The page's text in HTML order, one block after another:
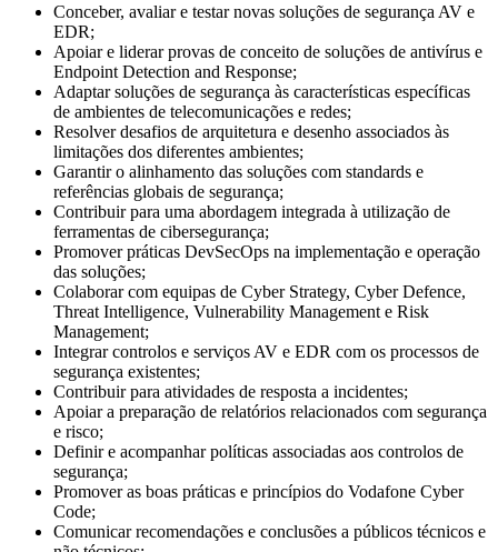
Conceber, avaliar e testar novas soluções de segurança AV e
EDR;
Apoiar e liderar provas de conceito de soluções de antivírus e
Endpoint Detection and Response;
Adaptar soluções de segurança às características específicas
de ambientes de telecomunicações e redes;
Resolver desafios de arquitetura e desenho associados às
limitações dos diferentes ambientes;
Garantir o alinhamento das soluções com standards e
referências globais de segurança;
Contribuir para uma abordagem integrada à utilização de
ferramentas de cibersegurança;
Promover práticas DevSecOps na implementação e operação
das soluções;
Colaborar com equipas de Cyber Strategy, Cyber Defence,
Threat Intelligence, Vulnerability Management e Risk
Management;
Integrar controlos e serviços AV e EDR com os processos de
segurança existentes;
Contribuir para atividades de resposta a incidentes;
Apoiar a preparação de relatórios relacionados com segurança
e risco;
Definir e acompanhar políticas associadas aos controlos de
segurança;
Promover as boas práticas e princípios do Vodafone Cyber
Code;
Comunicar recomendações e conclusões a públicos técnicos e